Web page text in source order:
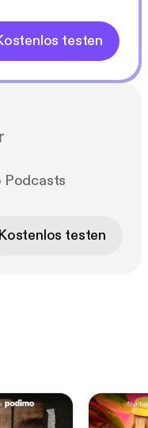
testen
Podcasts
Kostenlos testen